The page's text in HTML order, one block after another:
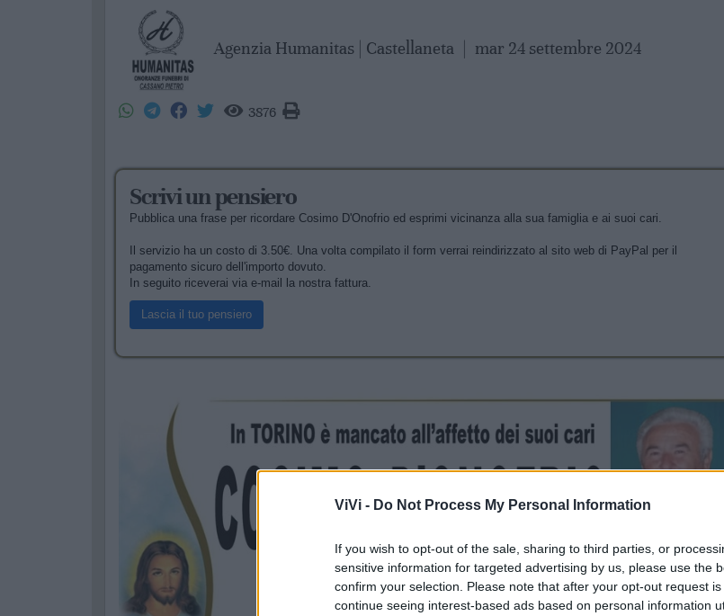
ViVi - Do Not Process My Personal Information
If you wish to opt-out of the sale, sharing to third parties, or
sensitive information for targeted advertising by us, please use the
confirm your selection. Please note that after your opt-out request
continue seeing interest-based ads based on personal information
Agenzia Humanitas | Castellaneta mar 24 settembre 2024
3876
Scrivi un pensiero
Pubblica una frase per ricordare Cosimo D'Onofrio ed esprimi vicinanza alla sua famiglia e ai suoi cari.
Il servizio ha un costo di 3.50€. Una volta compilato il form verrai reindirizzato al sito web di PayPal per il
pagamento sicuro dell'importo dovuto.
In seguito riceverai via e-mail la nostra fattura.
Lascia il tuo pensiero